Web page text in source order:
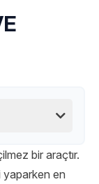
bir araçtır.
yaparken en